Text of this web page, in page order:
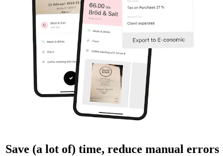
Save (a lot of) time, reduce manual errors